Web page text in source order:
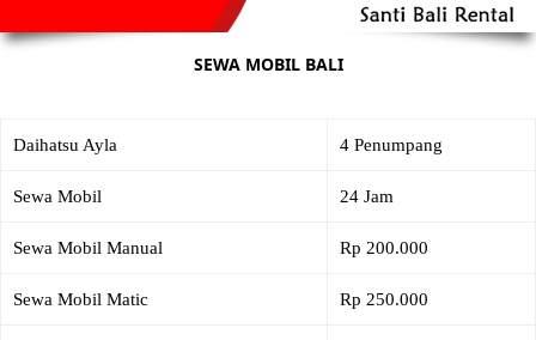
SEWA MOBIL BALI
Daihatsu Ayla 4 Penumpang
Sewa Mobil 24 Jam
Sewa Mobil Manual Rp 200.000
Sewa Mobil Matic Rp 250.000